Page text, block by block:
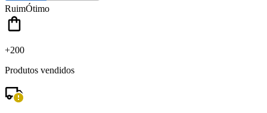
RuimÓtimo
+200
Produtos vendidos